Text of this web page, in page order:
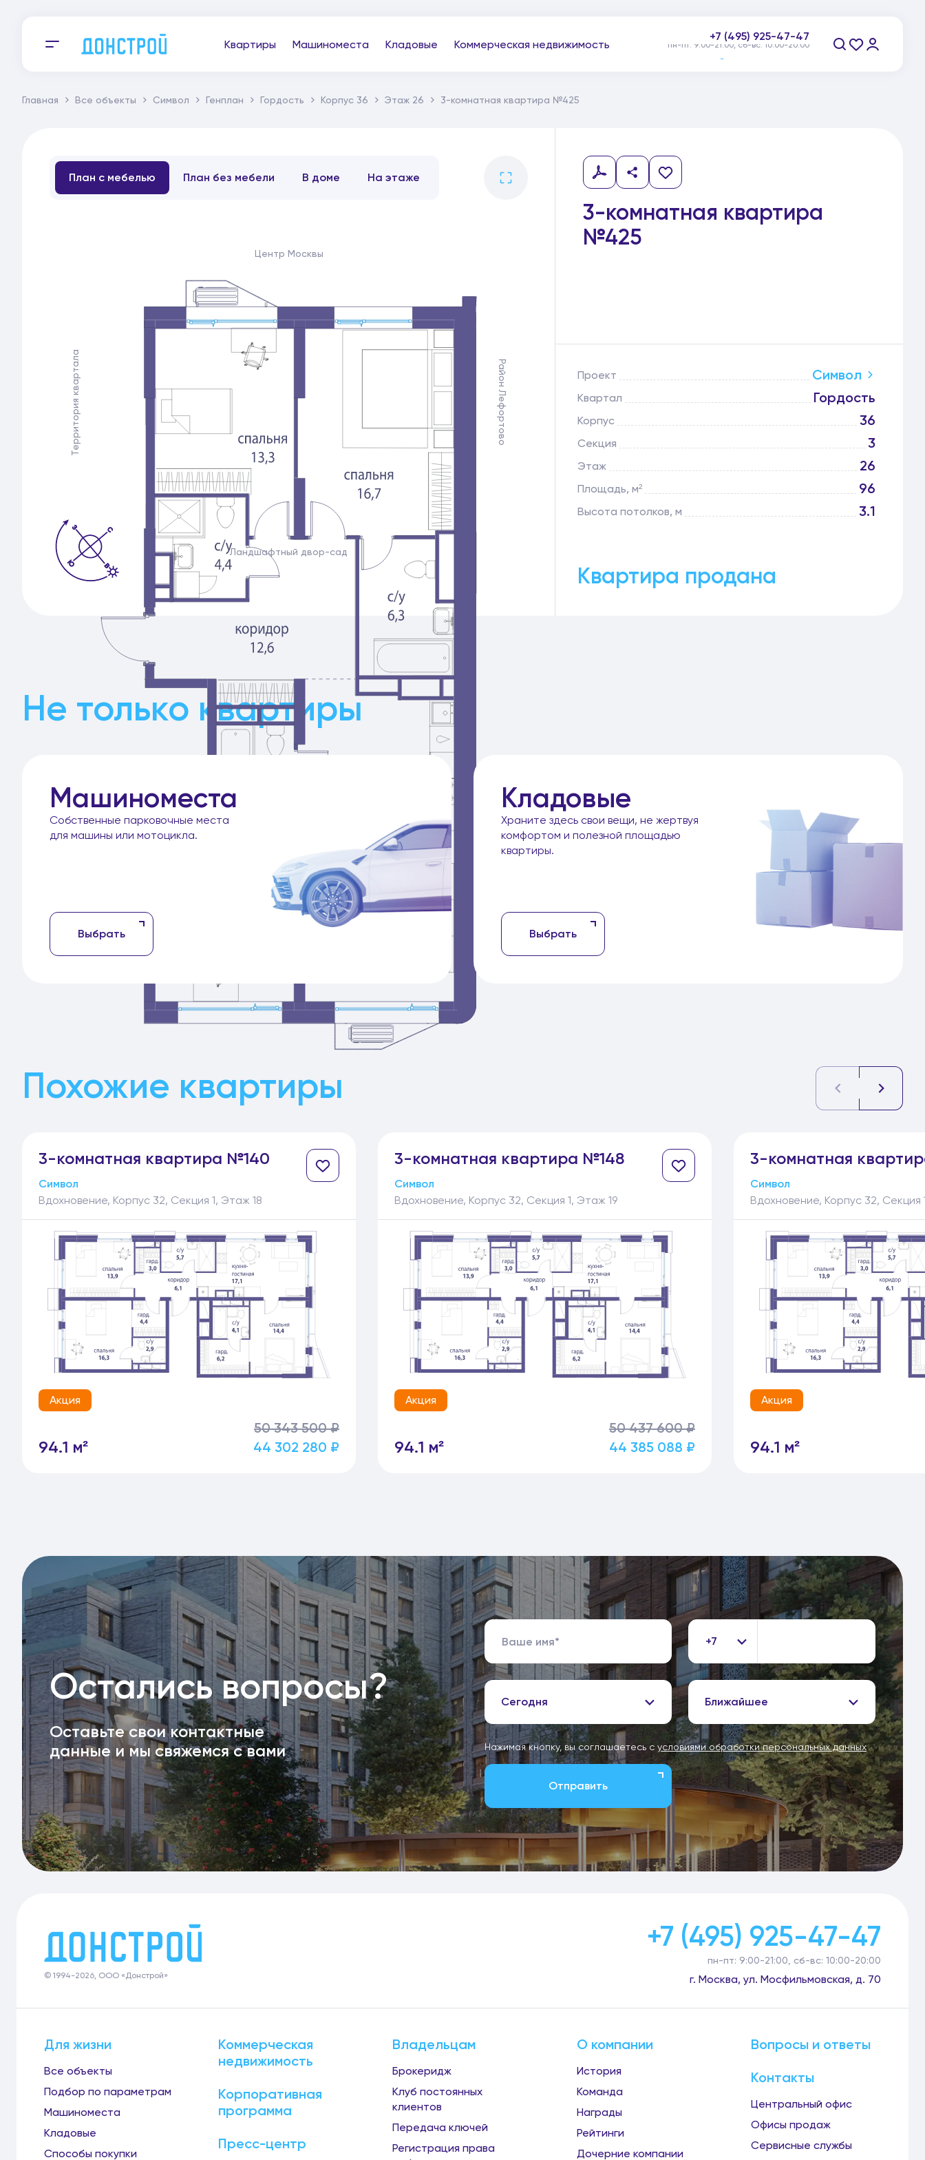
Квартиры Машиноместа Кладовые Коммерческая недвижимость
+7 (495) 925-47-47
пн-пт: 9:00-21:00, сб-вс: 10:00-20:00
Главная Все объекты Символ Генплан Гордость Корпус 36 Этаж 26 3-комнатная квартира №425
3-комнатная квартира
№425
План с мебелью План без мебели В доме На этаже
Центр Москвы
Район Лефортово
Ландшафтный двор-сад
Территория квартала Проект Символ
Квартал Гордость
Корпус 36
Секция 3
Этаж 26
Площадь, м² 96
Высота потолков, м 3.1
Квартира продана
Не только квартиры
Машиноместа
Собственные парковочные места
для машины или мотоцикла.
Выбрать
Кладовые
Храните здесь свои вещи, не жертвуя
комфортом и полезной площадью
квартиры.
Выбрать
Похожие квартиры
3-комнатная квартира №140
Символ
Вдохновение, Корпус 32, Секция 1, Этаж 18
Акция
94.1 м²
50 343 500 ₽
44 302 280 ₽
3-комнатная квартира №148
Символ
Вдохновение, Корпус 32, Секция 1, Этаж 19
Акция
94.1 м²
50 437 600 ₽
44 385 088 ₽
3-комнатная
Символ
Вдохновение, Корпус 32, Секция
Акция
94.1 м²
Остались вопросы?
Оставьте свои контактные
данные и мы свяжемся с вами
+7
Сегодня Ближайшее
Нажимая кнопку, вы соглашаетесь с условиями обработки персональных данных
Отправить
© 1994-2026, ООО «Донстрой»
+7 (495) 925-47-47
пн-пт: 9:00-21:00, сб-вс: 10:00-20:00
г. Москва, ул. Мосфильмовская, д. 70
Для жизни
Все объекты
Подбор по параметрам
Машиноместа
Кладовые
Способы покупки
Коммерческая
недвижимость
Корпоративная
программа
Пресс-центр
Владельцам
Брокеридж
Клуб постоянных
клиентов
Передача ключей
Регистрация права
О компании
История
Команда
Награды
Рейтинги
Дочерние компании
Вопросы и ответы
Контакты
Центральный офис
Офисы продаж
Сервисные службы